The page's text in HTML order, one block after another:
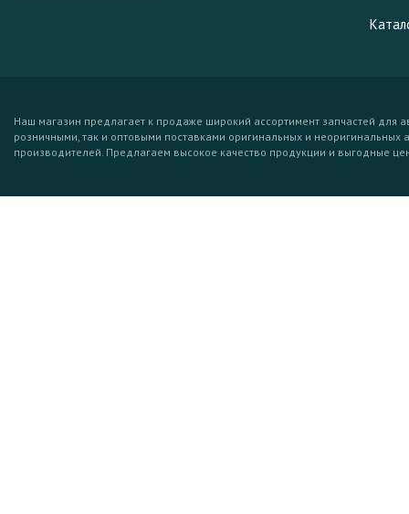
Наш магазин предлагает к продаже широкий ассортимент запчастей для
розничными, так и оптовыми поставками оригинальных и неоригинальных
производителей. Предлагаем высокое качество продукции и выгодные